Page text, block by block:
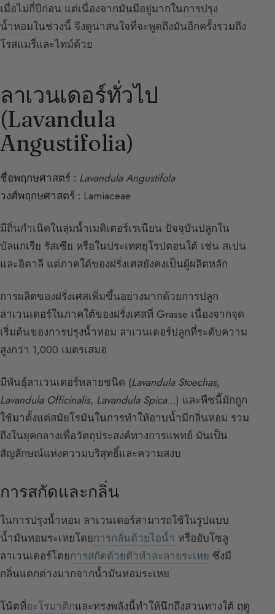
เมื่อไม่กี่ปีก่อน แต่เนื่องจากมันมีอยู่มากในการปรุง
น้ำหอมในช่วงนี้ จึงดูน่าสนใจที่จะพูดถึงมันอีกครั้งรวมถึง
โรสแมรี่และไทม์ด้วย
ลาเวนเดอร์ทั่วไป
(Lavandula
Angustifolia)
ชื่อพฤกษศาสตร์ : Lavandula Angustifola
วงศ์พฤกษศาสตร์ : Lamiaceae
มีถิ่นกำเนิดในลุ่มน้ำเมดิเตอร์เรเนียน ปัจจุบันปลูกใน
บัลแกเรีย รัสเซีย หรือในประเทศยุโรปตอนใต้ เช่น สเปน
และอิตาลี แต่ภาคใต้ของฝรั่งเศสยังคงเป็นผู้ผลิตหลัก
การผลิตของฝรั่งเศสเพิ่มขึ้นอย่างมากด้วยการปลูก
ลาเวนเดอร์ในภาคใต้ของฝรั่งเศสที่ Grasse เนื่องจากจุด
เริ่มต้นของการปรุงน้ำหอม ลาเวนเดอร์ปลูกที่ระดับความ
สูงกว่า 1,000 เมตรเสมอ
มีพันธุ์ลาเวนเดอร์หลายชนิด (Lavandula Stoechas,
Lavandula Officinalis, Lavandula Spica…) และพืชนี้มักถูก
ใช้มาตั้งแต่สมัยโรมันในการทำให้อาบน้ำมีกลิ่นหอม รวม
ถึงในยุคกลางเพื่อวัตถุประสงค์ทางการแพทย์ มันเป็น
สัญลักษณ์แห่งความบริสุทธิ์และความสงบ
การสกัดและกลิ่น
ในการปรุงน้ำหอม ลาเวนเดอร์สามารถใช้ในรูปแบบ
น้ำมันหอมระเหยโดยการกลั่นด้วยไอน้ำ หรืออับโซลู
ลาเวนเดอร์โดยการสกัดด้วยตัวทำละลายระเหย ซึ่งมี
กลิ่นแตกต่างมากจากน้ำมันหอมระเหย
โน้ตที่อะโรมาติกและทรงพลังนี้ทำให้นึกถึงสวนทางใต้ ฤดู